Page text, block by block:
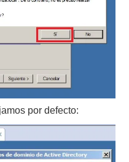
por defecto: